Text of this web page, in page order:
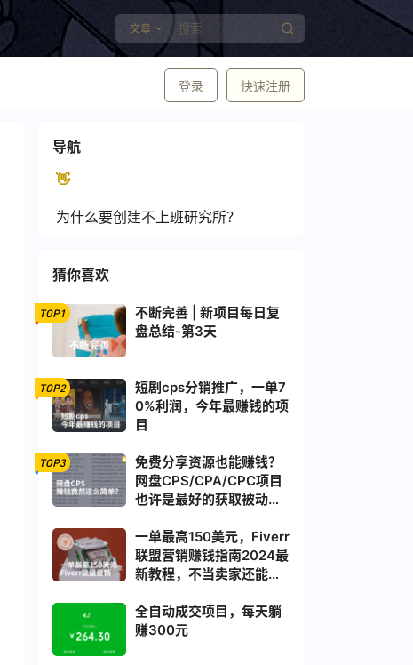
文章
登录 快速注册
导航
👋
为什么要创建不上班研究所？
猜你喜欢
TOP1
不断完善 | 新项目每日复
盘总结-第3天
TOP2
短剧cps分销推广，一单7
0%利润，今年最赚钱的项
目
TOP3
免费分享资源也能赚钱？
网盘CPS/CPA/CPC项目
也许是最好的获取被动收
一单最高150美元，Fiverr
联盟营销赚钱指南2024最
新教程，不当卖家还能获
全自动成交项目，每天躺
赚300元